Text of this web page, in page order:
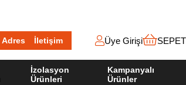
Adres İletişim Üye Girişi SEPET
İzolasyon
Ürünleri
Kampanyalı
Ürünler